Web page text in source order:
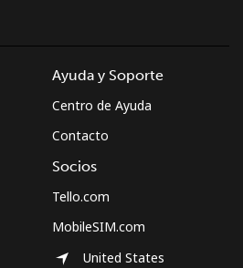
Ayuda y Soporte
Centro de Ayuda
Contacto
Socios
Tello.com
MobileSIM.com
United States